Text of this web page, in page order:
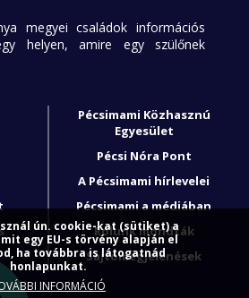
megyei családok információs
helyen, amire egy szülőnek
Pécsimami Közhasznú
Egyesület
Pécsi Nóra Pont
A Pécsimami hírlevelei
Pécsimami a médiában
Rólunk mondták
Sajtómegjelenések
ún. cookie-kat (sütiket) a
egy EU-s törvény alapján el
ha továbbra is látogatnád
honlapunkat.
INFORMÁCIÓ